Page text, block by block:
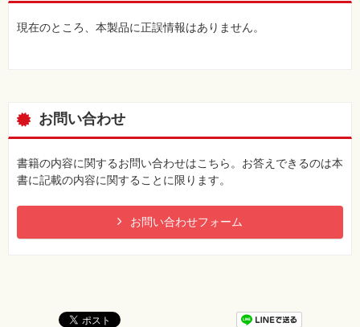
現在のところ、本製品に正誤情報はありません。
お問い合わせ
書籍の内容に関するお問い合わせはこちら。お答えできるのは本
書に記載の内容に関することに限ります。
お問い合わせフォーム